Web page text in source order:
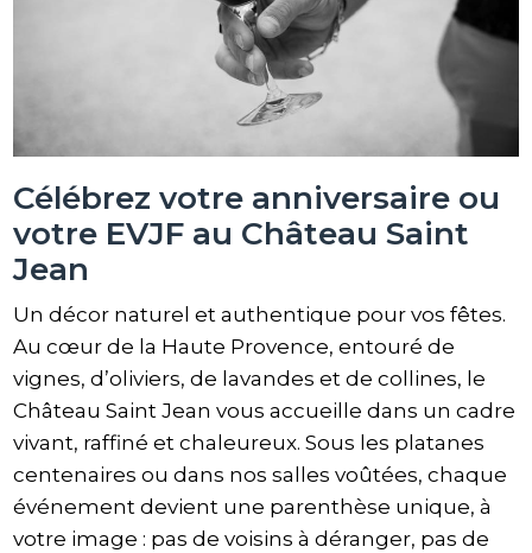
Célébrez votre anniversaire ou
votre EVJF au Château Saint
Jean
Un décor naturel et authentique pour vos fêtes.
Au cœur de la Haute Provence, entouré de
vignes, d’oliviers, de lavandes et de collines, le
Château Saint Jean vous accueille dans un cadre
vivant, raffiné et chaleureux. Sous les platanes
centenaires ou dans nos salles voûtées, chaque
événement devient une parenthèse unique, à
votre image : pas de voisins à déranger, pas de